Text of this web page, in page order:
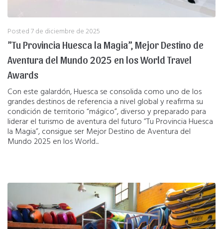
Posted7 de diciembre de 2025
”Tu Provincia Huesca la Magia”, Mejor Destino de
Aventura del Mundo 2025 en los World Travel
Awards
Con este galardón, Huesca se consolida como uno de los
grandes destinos de referencia a nivel global y reafirma su
condición de territorio “mágico”, diverso y preparado para
liderar el turismo de aventura del futuro ”Tu Provincia Huesca
la Magia”, consigue ser Mejor Destino de Aventura del
Mundo 2025 en los World...